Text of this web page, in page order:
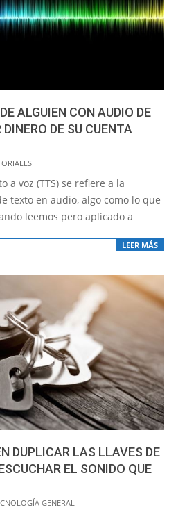
ALGUIEN CON AUDIO DE
DE SU CUENTA
a voz (TTS) se refiere a la
texto en audio, algo como lo que
leemos pero aplicado a
LEER MÁS
DUPLICAR LAS LLAVES DE
EL SONIDO QUE
GENERAL